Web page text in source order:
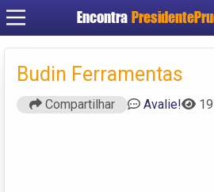
Encontra
Criar conta
Budin Ferramentas
Compartilhar Avalie!